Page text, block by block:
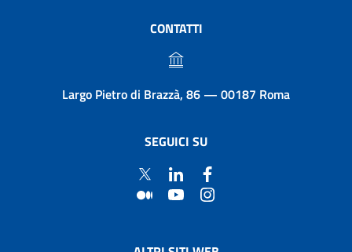
CONTATTI
Largo Pietro di Brazzà, 86 — 00187 Roma
SEGUICI SU